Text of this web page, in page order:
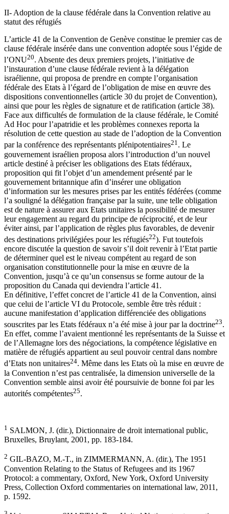
II- Adoption de la clause fédérale dans la Convention relative au
statut des réfugiés
L’article 41 de la Convention de Genève constitue le premier cas de
clause fédérale insérée dans une convention adoptée sous l’égide de
l’ONU20. Absente des deux premiers projets, l’initiative de
l’instauration d’une clause fédérale revient à la délégation
israélienne, qui proposa de prendre en compte l’organisation
fédérale des Etats à l’égard de l’obligation de mise en œuvre des
dispositions conventionnelles (article 30 du projet de Convention),
ainsi que pour les règles de signature et de ratification (article 38).
Face aux difficultés de formulation de la clause fédérale, le Comité
Ad Hoc pour l’apatridie et les problèmes connexes reporta la
résolution de cette question au stade de l’adoption de la Convention
par la conférence des représentants plénipotentiaires21 . Le
gouvernement israélien proposa alors l’introduction d’un nouvel
article destiné à préciser les obligations des Etats fédéraux,
proposition qui fit l’objet d’un amendement présenté par le
gouvernement britannique afin d’insérer une obligation
d’information sur les mesures prises par les entités fédérées (comme
l’a souligné la délégation française par la suite, une telle obligation
est de nature à assurer aux Etats unitaires la possibilité de mesurer
leur engagement au regard du principe de réciprocité, et de leur
éviter ainsi, par l’application de règles plus favorables, de devenir
des destinations privilégiées pour les réfugiés22). Fut toutefois
encore discutée la question de savoir s’il doit revenir à l’Etat partie
de déterminer quel est le niveau compétent au regard de son
organisation constitutionnelle pour la mise en œuvre de la
Convention, jusqu’à ce qu’un consensus se forme autour de la
proposition du Canada qui deviendra l’article 41.
En définitive, l’effet concret de l’article 41 de la Convention, ainsi
que celui de l’article VI du Protocole, semble être très réduit :
aucune manifestation d’application différenciée des obligations
souscrites par les Etats fédéraux n’a été mise à jour par la doctrine23.
En effet, comme l’avaient mentionné les représentants de la Suisse et
de l’Allemagne lors des négociations, la compétence législative en
matière de réfugiés appartient au seul pouvoir central dans nombre
d’Etats non unitaires24. Même dans les Etats où la mise en œuvre de
la Convention n’est pas centralisée, la dimension universelle de la
Convention semble ainsi avoir été poursuivie de bonne foi par les
autorités compétentes25.
1 SALMON, J. (dir.), Dictionnaire de droit international public,
Bruxelles, Bruylant, 2001, pp. 183-184.
2 GIL-BAZO, M.-T., in ZIMMERMANN, A. (dir.), The 1951
Convention Relating to the Status of Refugees and its 1967
Protocol: a commentary, Oxford, New York, Oxford University
Press, Collection Oxford commentaries on international law, 2011,
p. 1592.